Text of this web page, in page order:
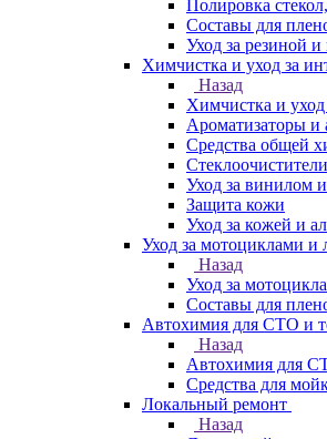
Полировка
Составы для
Уход за резиной
Химчистка и уход за
Назад
Химчистка и уход
Ароматизаторы
Средства общей
Стеклоочистители
Уход за винилом
Защита кожи
Уход за кожей и
Уход за мотоциклами и
Назад
Уход за
Составы для
Автохимия для СТО и
Назад
Автохимия для
Средства для
Локальный ремонт
Назад